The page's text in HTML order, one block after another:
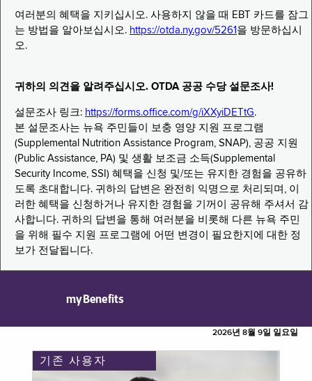
여러분의 혜택을 지키십시오. 사용하지 않을 때 EBT 카드를 잠그
는 방법을 알아보십시오. https://otda.ny.gov/5261 을 방문하십시
오.
귀하의 의견을 알려주십시오. OTDA 공공 수당 설문조사!
설문조사 링크: https://forms.office.com/g/iXXyiDETtG.
본 설문조사는 뉴욕 주민들이 보충 영양 지원 프로그램
(Supplemental Nutrition Assistance Program, SNAP), 공공 지원
(Public Assistance, PA) 및 생활 보조금 소득(Supplemental
Security Income, SSI) 혜택을 신청 및/또는 유지한 경험을 공유하
도록 초대합니다. 귀하의 답변은 완전히 익명으로 처리되며, 이
러한 혜택을 신청하거나 유지한 경험을 기꺼이 공유해 주셔서 감
사합니다. 귀하의 답변을 통해 여러분을 비롯해 다른 뉴욕 주민
을 위해 필수 지원 프로그램에 어떤 변경이 필요한지에 대한 정
보가 전달됩니다.
myBenefits
2026년 8월 9일 일요일
기존 사용자